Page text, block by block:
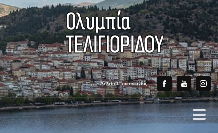
Δελτίο Επικοινωνίας